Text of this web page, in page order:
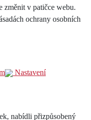
změnit v patičce webu.
ochrany osobních
Nastavení
nabídli přizpůsobený